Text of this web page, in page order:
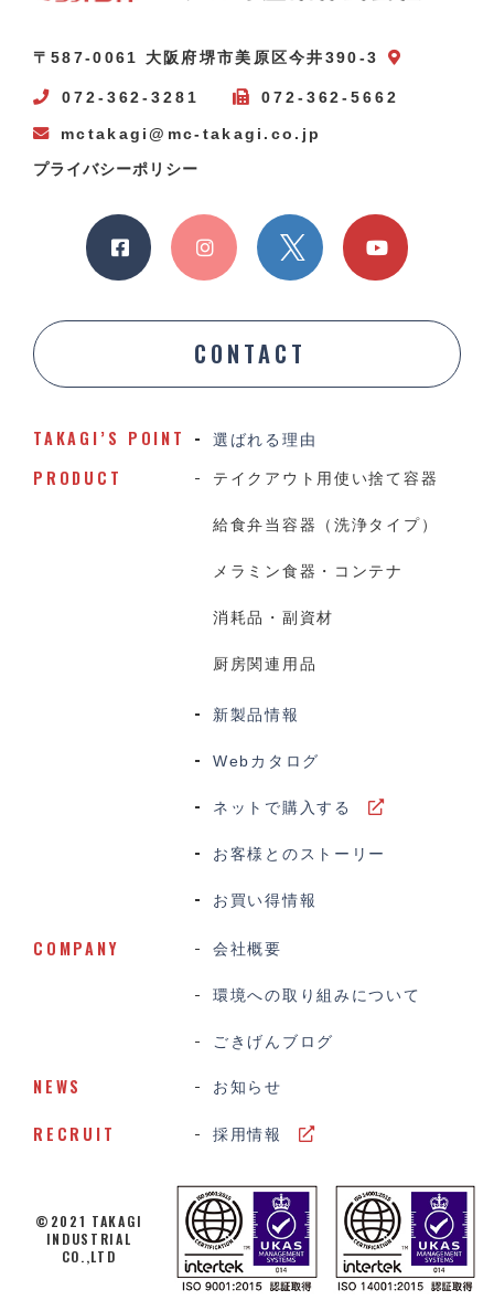
〒587-0061 大阪府堺市美原区今井390-3
072-362-3281 072-362-5662
mctakagi@mc-takagi.co.jp
プライバシーポリシー
CONTACT
TAKAGI’S POINT 選ばれる理由
PRODUCT テイクアウト用使い捨て容器
給食弁当容器（洗浄タイプ）
メラミン食器・コンテナ
消耗品・副資材
厨房関連用品
新製品情報
Webカタログ
ネットで購入する
お客様とのストーリー
お買い得情報
COMPANY 会社概要
環境への取り組みについて
ごきげんブログ
NEWS お知らせ
RECRUIT 採用情報
©2021 TAKAGI
INDUSTRIAL
CO.,LTD